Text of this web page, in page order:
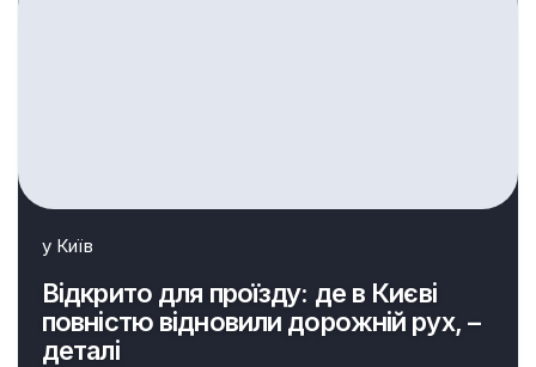
у Київ
Відкрито для проїзду: де в Києві
повністю відновили дорожній рух, –
деталі